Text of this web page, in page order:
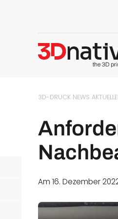
3D-DRUCK NEWS
Am 16. Dezember